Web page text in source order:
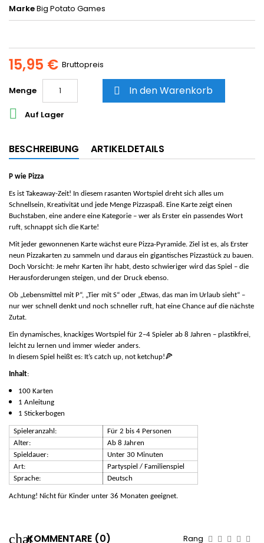
MarkeBig Potato Games
15,95 € Bruttopreis
Menge  In den Warenkorb
 Auf Lager
BESCHREIBUNG ARTIKELDETAILS
P wie Pizza
Es ist Takeaway-Zeit! In diesem rasanten Wortspiel dreht sich alles um
Schnellsein, Kreativität und jede Menge Pizzaspaß. Eine Karte zeigt einen
Buchstaben, eine andere eine Kategorie – wer als Erster ein passendes Wort
ruft, schnappt sich die Karte!
Mit jeder gewonnenen Karte wächst eure Pizza-Pyramide. Ziel ist es, als Erster
neun Pizzakarten zu sammeln und daraus ein gigantisches Pizzastück zu bauen.
Doch Vorsicht: Je mehr Karten ihr habt, desto schwieriger wird das Spiel – die
Herausforderungen steigen, und der Druck ebenso.
Ob „Lebensmittel mit P“, „Tier mit S“ oder „Etwas, das man im Urlaub sieht“ –
nur wer schnell denkt und noch schneller ruft, hat eine Chance auf die nächste
Zutat.
Ein dynamisches, knackiges Wortspiel für 2–4 Spieler ab 8 Jahren – plastikfrei,
leicht zu lernen und immer wieder anders.
In diesem Spiel heißt es: It’s catch up, not ketchup!🍕
Inhalt:
100 Karten
1 Anleitung
1 Stickerbogen
Spieleranzahl:
Für 2 bis 4 Personen
Alter:
Ab 8 Jahren
Spieldauer:
Unter 30 Minuten
Art:
Partyspiel / Familienspiel
Sprache:
Deutsch
Achtung! Nicht für Kinder unter 36 Monaten geeignet.
KOMMENTARE (0) Rang